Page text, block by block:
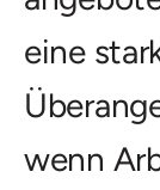
eine
wenn